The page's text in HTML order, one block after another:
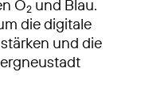
O2 und Blau.
die digitale
und die